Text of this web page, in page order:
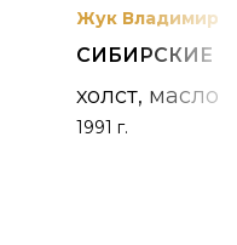
Жук Владимир
СИБИРСКИЕ
холст, масло
1991 г.